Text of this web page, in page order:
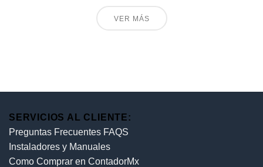
VER MÁS
SERVICIOS AL CLIENTE:
Preguntas Frecuentes FAQS
Instaladores y Manuales
Como Comprar en ContadorMx